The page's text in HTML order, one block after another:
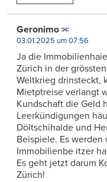
Geronimo
03.01.2025 um 07:56
Ja die
Zürich in der
Weltkrieg drinsteckt,
Mietptreise verlangt
Kundschaft die Geld
Leerkündigungen
Döltschihalde und
Beispiele. Es
Immobilienbe itzer
Es geht jetzt darum
Zürich!